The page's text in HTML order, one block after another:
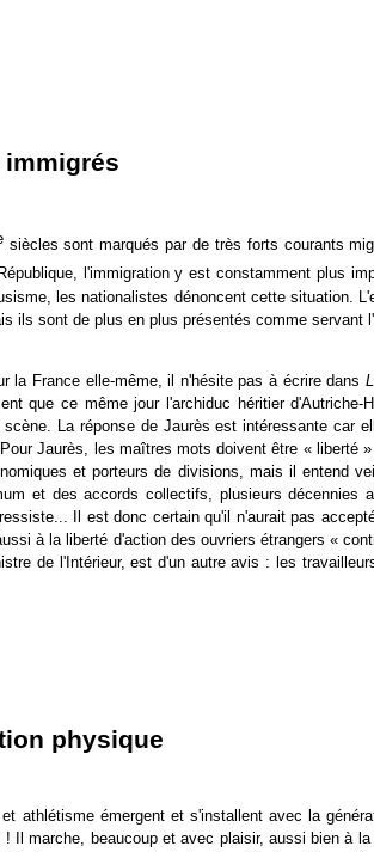
siècles sont marqués par de très forts courants
l'immigration y est constamment plus
les nationalistes dénoncent cette situation.
sont de plus en plus présentés comme servant
la France elle-même, il n'hésite pas à écrire dans
que ce même jour l'archiduc héritier d'Autriche-
La réponse de Jaurès est intéressante car
Jaurès, les maîtres mots doivent être « liberté
et porteurs de divisions, mais il entend
et des accords collectifs, plusieurs décennies
Il est donc certain qu'il n'aurait pas
à la liberté d'action des ouvriers étrangers «
de l'Intérieur, est d'un autre avis : les
physique
athlétisme émergent et s'installent avec la
marche, beaucoup et avec plaisir, aussi bien à